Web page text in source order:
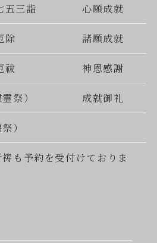
五三詣 心願成就
除 諸願成就
祓 神恩感謝
祭） 成就御礼
）
も予約を受付けておりま